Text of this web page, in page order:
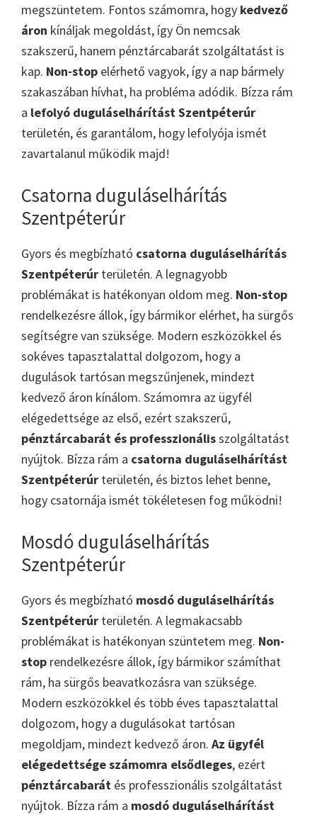
megszüntetem. Fontos számomra, hogy kedvező
áron kínáljak megoldást, így Ön nemcsak
szakszerű, hanem pénztárcabarát szolgáltatást is
kap. Non-stop elérhető vagyok, így a nap bármely
szakaszában hívhat, ha probléma adódik. Bízza rám
a lefolyó duguláselhárítást Szentpéterúr
területén, és garantálom, hogy lefolyója ismét
zavartalanul működik majd!
Csatorna duguláselhárítás
Szentpéterúr
Gyors és megbízható csatorna duguláselhárítás
Szentpéterúr területén. A legnagyobb
problémákat is hatékonyan oldom meg. Non-stop
rendelkezésre állok, így bármikor elérhet, ha sürgős
segítségre van szüksége. Modern eszközökkel és
sokéves tapasztalattal dolgozom, hogy a
dugulások tartósan megszűnjenek, mindezt
kedvező áron kínálom. Számomra az ügyfél
elégedettsége az első, ezért szakszerű,
pénztárcabarát és professzionálisszolgáltatást
nyújtok. Bízza rám a csatorna duguláselhárítást
Szentpéterúr területén, és biztos lehet benne,
hogy csatornája ismét tökéletesen fog működni!
Mosdó duguláselhárítás
Szentpéterúr
Gyors és megbízható mosdó duguláselhárítás
Szentpéterúr területén. A legmakacsabb
problémákat is hatékonyan szüntetem meg. Non-
stop rendelkezésre állok, így bármikor számíthat
rám, ha sürgős beavatkozásra van szüksége.
Modern eszközökkel és több éves tapasztalattal
dolgozom, hogy a dugulásokat tartósan
megoldjam, mindezt kedvező áron. Az ügyfél
elégedettsége számomra elsődleges, ezért
pénztárcabarát és professzionális szolgáltatást
nyújtok. Bízza rám a mosdó duguláselhárítást